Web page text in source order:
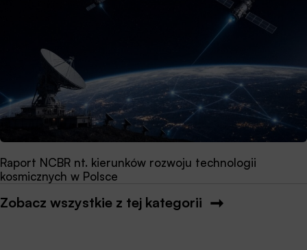
Raport NCBR nt. kierunków rozwoju technologii
kosmicznych w Polsce
Zobacz wszystkie z tej kategorii